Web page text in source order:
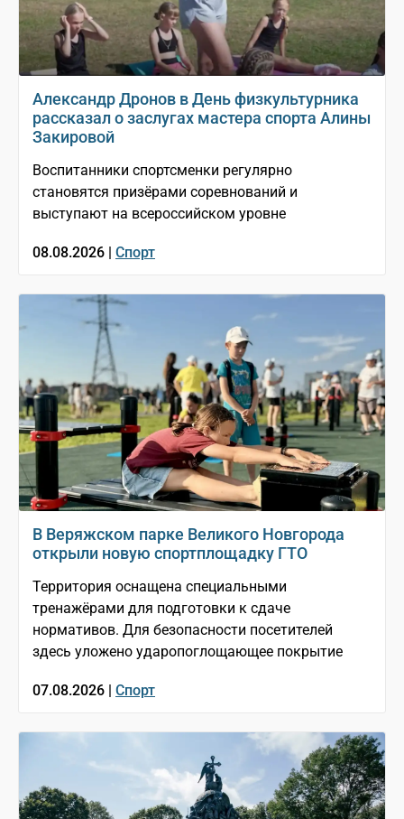
Александр Дронов в День физкультурника
рассказал о заслугах мастера спорта Алины
Закировой
Воспитанники спортсменки регулярно
становятся призёрами соревнований и
выступают на всероссийском уровне
08.08.2026 | Спорт
В Веряжском парке Великого Новгорода
открыли новую спортплощадку ГТО
Территория оснащена специальными
тренажёрами для подготовки к сдаче
нормативов. Для безопасности посетителей
здесь уложено ударопоглощающее покрытие
07.08.2026 | Спорт